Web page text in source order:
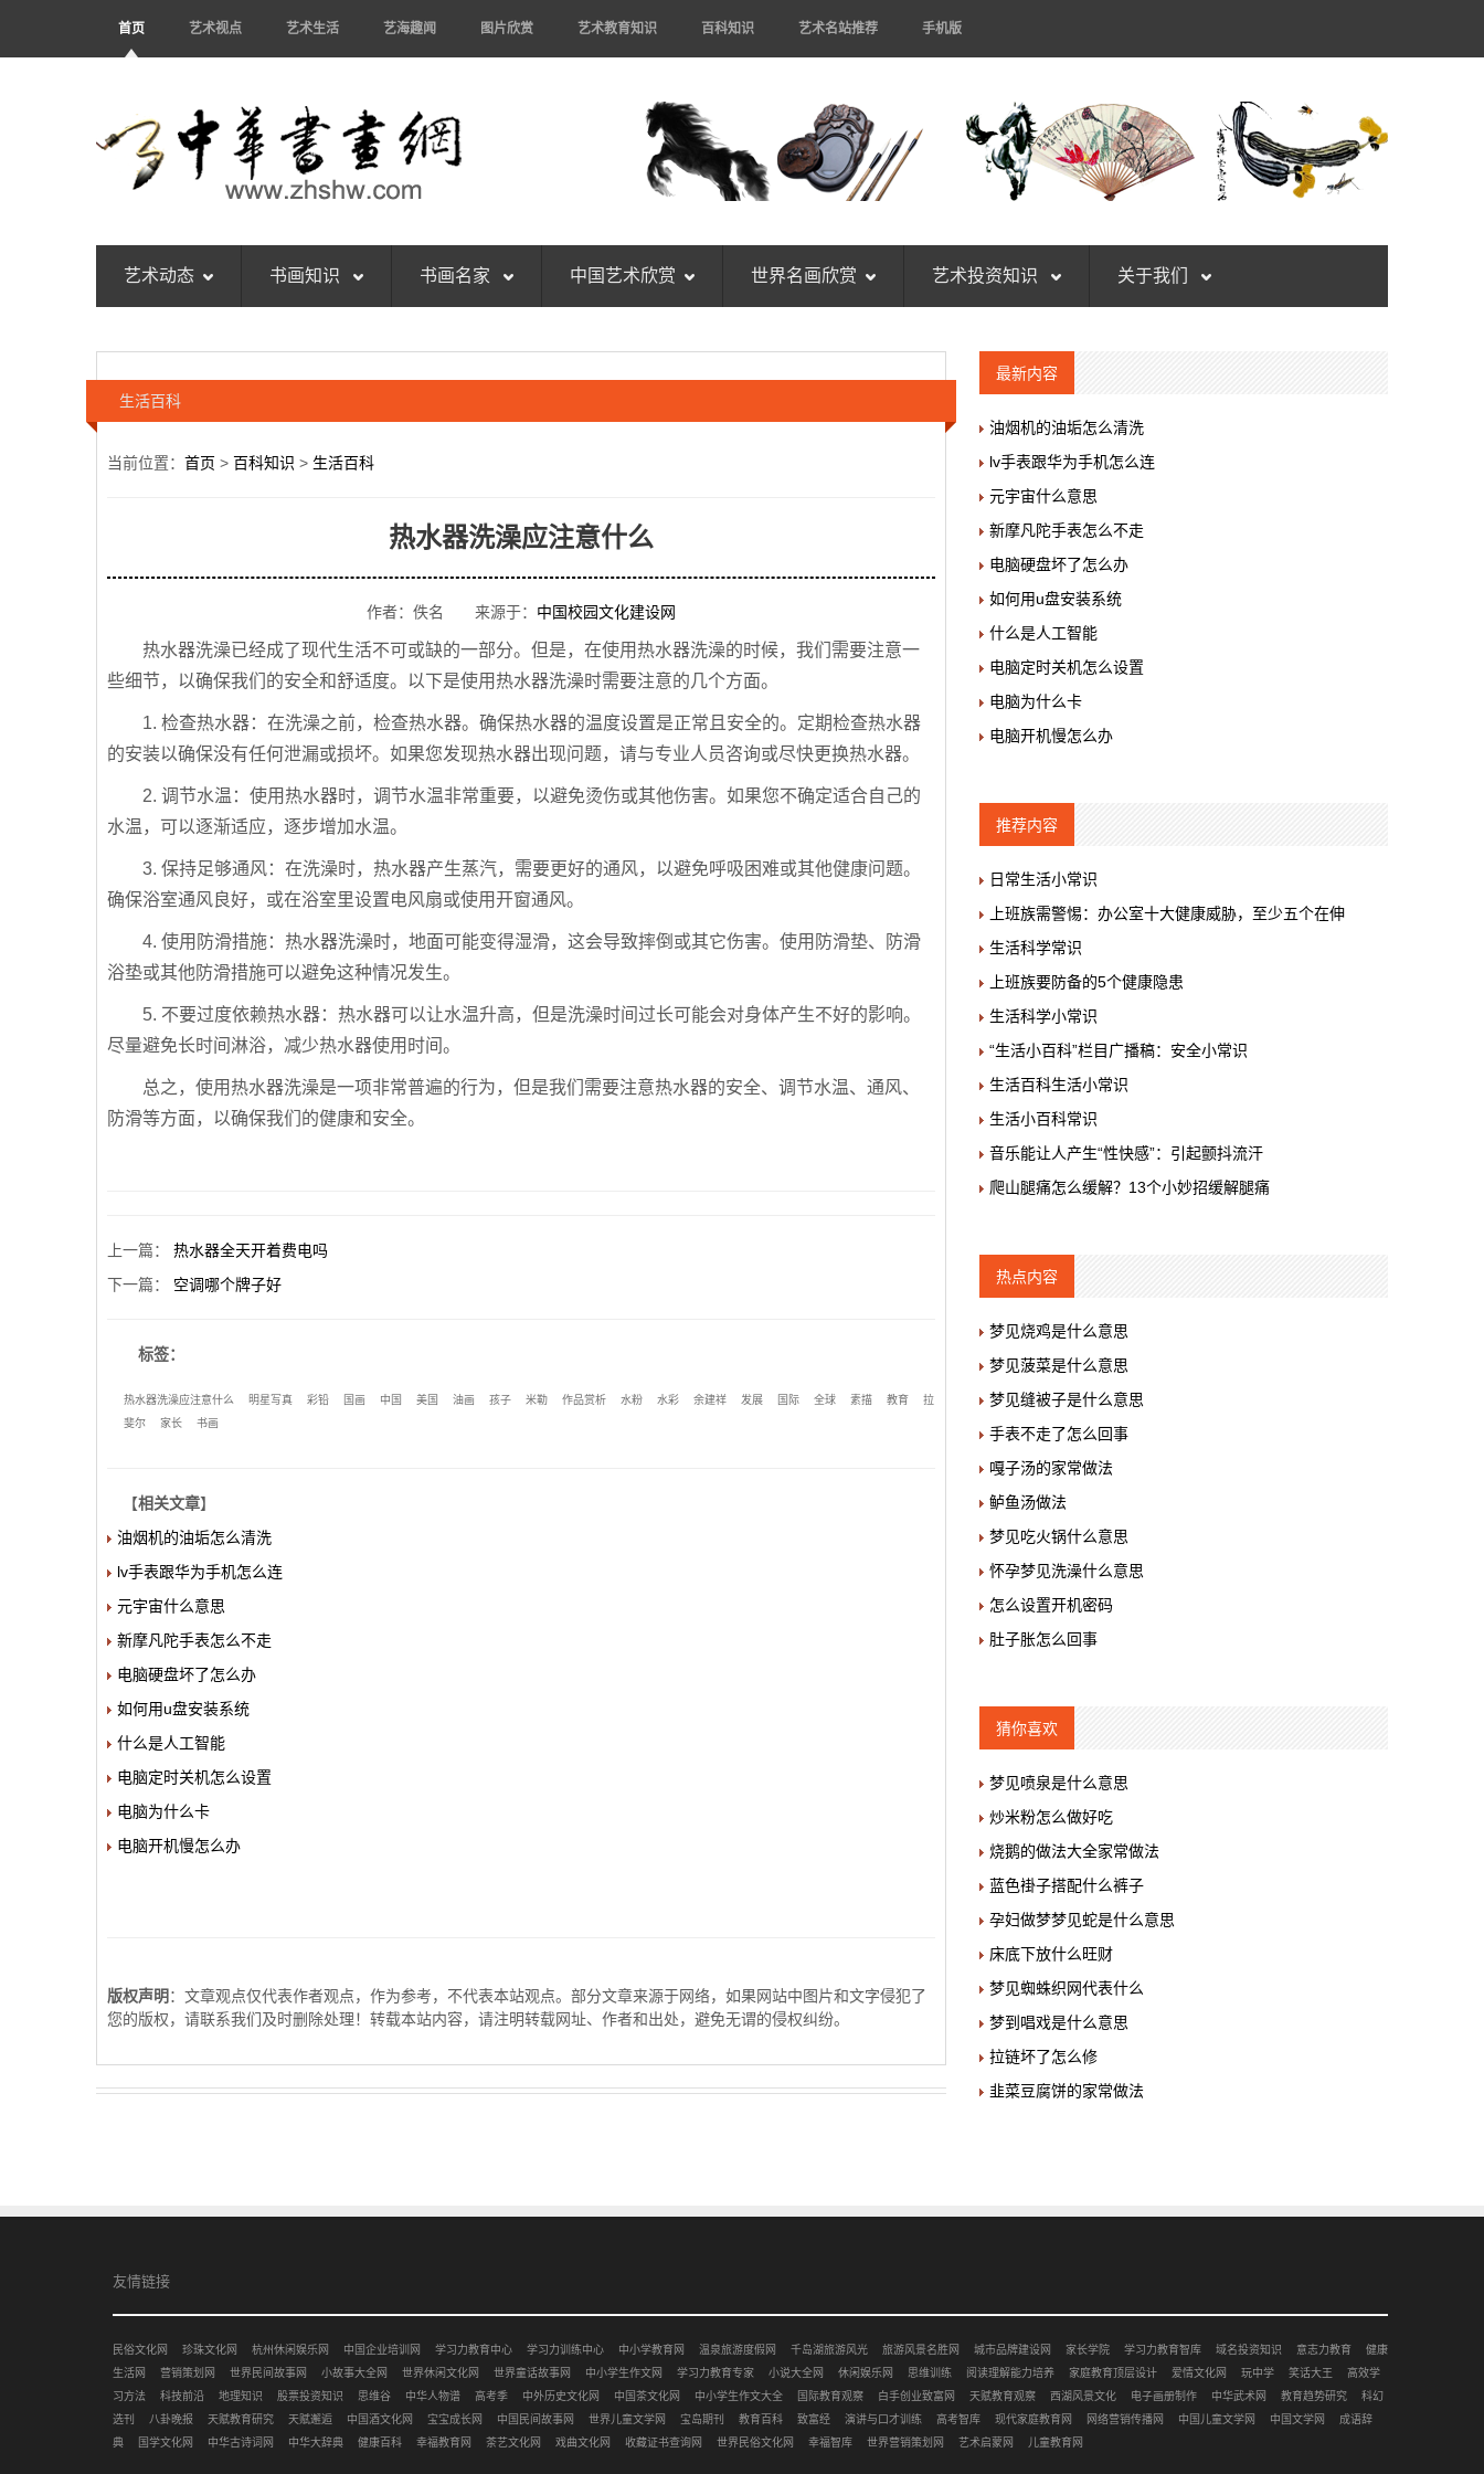
首页 艺术视点 艺术生活 艺海趣闻 图片欣赏 艺术教育知识 百科知识 艺术名站推荐 手机版
艺术动态 书画知识 书画名家 中国艺术欣赏 世界名画欣赏 艺术投资知识 关于我们
生活百科
当前位置： 首页 > 百科知识 > 生活百科
热水器洗澡应注意什么
作者：佚名 来源于： 中国校园文化建设网
热水器洗澡已经成了现代生活不可或缺的一部分。但是，在使用热水器洗澡的时候，我们需要注意一
些细节，以确保我们的安全和舒适度。以下是使用热水器洗澡时需要注意的几个方面。
1. 检查热水器：在洗澡之前，检查热水器。确保热水器的温度设置是正常且安全的。定期检查热水器
的安装以确保没有任何泄漏或损坏。如果您发现热水器出现问题，请与专业人员咨询或尽快更换热水器。
2. 调节水温：使用热水器时，调节水温非常重要，以避免烫伤或其他伤害。如果您不确定适合自己的
水温，可以逐渐适应，逐步增加水温。
3. 保持足够通风：在洗澡时，热水器产生蒸汽，需要更好的通风，以避免呼吸困难或其他健康问题。
确保浴室通风良好，或在浴室里设置电风扇或使用开窗通风。
4. 使用防滑措施：热水器洗澡时，地面可能变得湿滑，这会导致摔倒或其它伤害。使用防滑垫、防滑
浴垫或其他防滑措施可以避免这种情况发生。
5. 不要过度依赖热水器：热水器可以让水温升高，但是洗澡时间过长可能会对身体产生不好的影响。
尽量避免长时间淋浴，减少热水器使用时间。
总之，使用热水器洗澡是一项非常普遍的行为，但是我们需要注意热水器的安全、调节水温、通风、
防滑等方面，以确保我们的健康和安全。
上一篇： 热水器全天开着费电吗
下一篇： 空调哪个牌子好
标签：
热水器洗澡应注意什么 明星写真 彩铅 国画 中国 美国 油画 孩子 米勒 作品赏析 水粉 水彩 余建祥 发展 国际 全球 素描 教育
拉
斐尔
家长 书画
【相关文章】
油烟机的油垢怎么清洗
lv手表跟华为手机怎么连
元宇宙什么意思
新摩凡陀手表怎么不走
电脑硬盘坏了怎么办
如何用u盘安装系统
什么是人工智能
电脑定时关机怎么设置
电脑为什么卡
电脑开机慢怎么办
版权声明 ：文章观点仅代表作者观点，作为参考，不代表本站观点。部分文章来源于网络，如果网站中图片和文字侵犯了
您的版权，请联系我们及时删除处理！转载本站内容，请注明转载网址、作者和出处，避免无谓的侵权纠纷。
最新内容
油烟机的油垢怎么清洗
lv手表跟华为手机怎么连
元宇宙什么意思
新摩凡陀手表怎么不走
电脑硬盘坏了怎么办
如何用u盘安装系统
什么是人工智能
电脑定时关机怎么设置
电脑为什么卡
电脑开机慢怎么办
推荐内容
日常生活小常识
上班族需警惕：办公室十大健康威胁，至少五个在伸
生活科学常识
上班族要防备的5个健康隐患
生活科学小常识
“生活小百科”栏目广播稿：安全小常识
生活百科生活小常识
生活小百科常识
音乐能让人产生“性快感”：引起颤抖流汗
爬山腿痛怎么缓解？13个小妙招缓解腿痛
热点内容
梦见烧鸡是什么意思
梦见菠菜是什么意思
梦见缝被子是什么意思
手表不走了怎么回事
嘎子汤的家常做法
鲈鱼汤做法
梦见吃火锅什么意思
怀孕梦见洗澡什么意思
怎么设置开机密码
肚子胀怎么回事
猜你喜欢
梦见喷泉是什么意思
炒米粉怎么做好吃
烧鹅的做法大全家常做法
蓝色褂子搭配什么裤子
孕妇做梦梦见蛇是什么意思
床底下放什么旺财
梦见蜘蛛织网代表什么
梦到唱戏是什么意思
拉链坏了怎么修
韭菜豆腐饼的家常做法
友情链接
民俗文化网 珍珠文化网 杭州休闲娱乐网 中国企业培训网 学习力教育中心 学习力训练中心 中小学教育网 温泉旅游度假网 千岛湖旅游风光 旅游风景名胜网 城市品牌建设网 家长学院 学习力教育智库 域名投资知识 意志力教育
健康
生活网
营销策划网 世界民间故事网 小故事大全网 世界休闲文化网 世界童话故事网 中小学生作文网 学习力教育专家 小说大全网 休闲娱乐网 思维训练 阅读理解能力培养 家庭教育顶层设计 爱情文化网 玩中学 笑话大王
高效学
习方法
科技前沿 地理知识 股票投资知识 思维谷 中华人物谱 高考季 中外历史文化网 中国茶文化网 中小学生作文大全 国际教育观察 白手创业致富网 天赋教育观察 西湖风景文化 电子画册制作 中华武术网 教育趋势研究
科幻
选刊
八卦晚报 天赋教育研究 天赋邂逅 中国酒文化网 宝宝成长网 中国民间故事网 世界儿童文学网 宝岛期刊 教育百科 致富经 演讲与口才训练 高考智库 现代家庭教育网 网络营销传播网 中国儿童文学网 中国文学网
成语辞
典
国学文化网 中华古诗词网 中华大辞典 健康百科 幸福教育网 茶艺文化网 戏曲文化网 收藏证书查询网 世界民俗文化网 幸福智库 世界营销策划网 艺术启蒙网 儿童教育网